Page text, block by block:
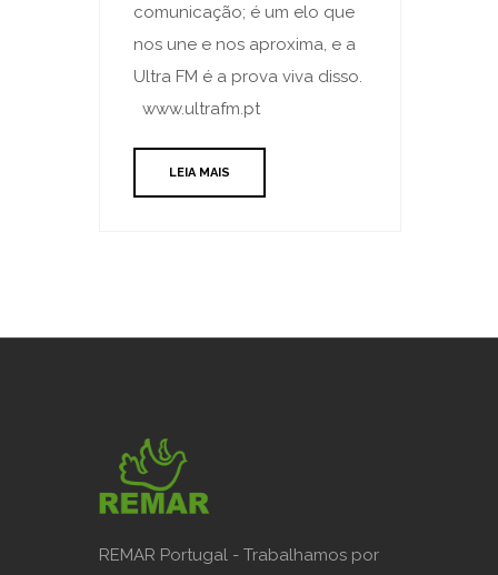
comunicação; é um elo que
nos une e nos aproxima, e a
Ultra FM é a prova viva disso.
www.ultrafm.pt
LEIA MAIS
REMAR Portugal - Trabalhamos por